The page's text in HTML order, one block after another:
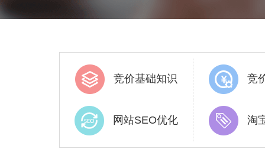
竞价基础知识 竞
网站SEO优化 淘